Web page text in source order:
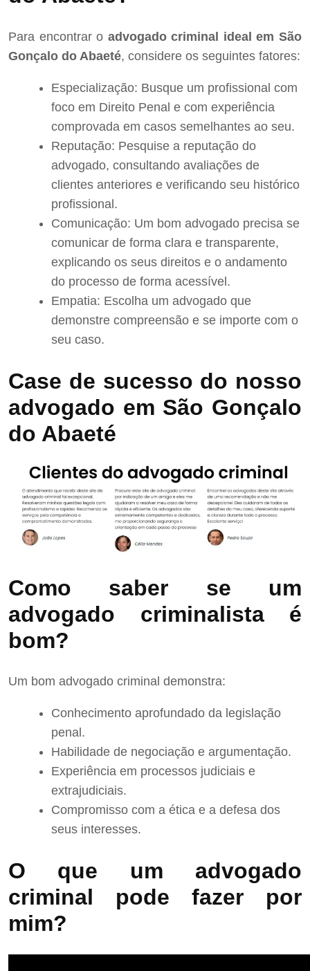
Para encontrar o advogado criminal ideal em São
Gonçalo do Abaeté, considere os seguintes fatores:
Especialização: Busque um profissional com
foco em Direito Penal e com experiência
comprovada em casos semelhantes ao seu.
Reputação: Pesquise a reputação do
advogado, consultando avaliações de
clientes anteriores e verificando seu histórico
profissional.
Comunicação: Um bom advogado precisa se
comunicar de forma clara e transparente,
explicando os seus direitos e o andamento
do processo de forma acessível.
Empatia: Escolha um advogado que
demonstre compreensão e se importe com o
seu caso.
Case de sucesso do nosso
advogado em São Gonçalo
do Abaeté
Como saber se um
advogado criminalista é
bom?
Um bom advogado criminal demonstra:
Conhecimento aprofundado da legislação
penal.
Habilidade de negociação e argumentação.
Experiência em processos judiciais e
extrajudiciais.
Compromisso com a ética e a defesa dos
seus interesses.
O que um advogado
criminal pode fazer por
mim?